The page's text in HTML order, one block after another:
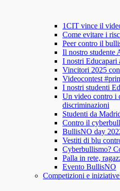
1CIT vince il
Come evitare i
Peer contro il
Il nostro studente
I nostri Educapari
Vincitori 2025
Videocontest
I nostri studenti
Un video contro i
discriminazioni
Studenti da
Contro il
BullisNO day
Vestiti di blu
Cyberbullismo?
Palla in rete,
Evento BullisNO
Competizioni e